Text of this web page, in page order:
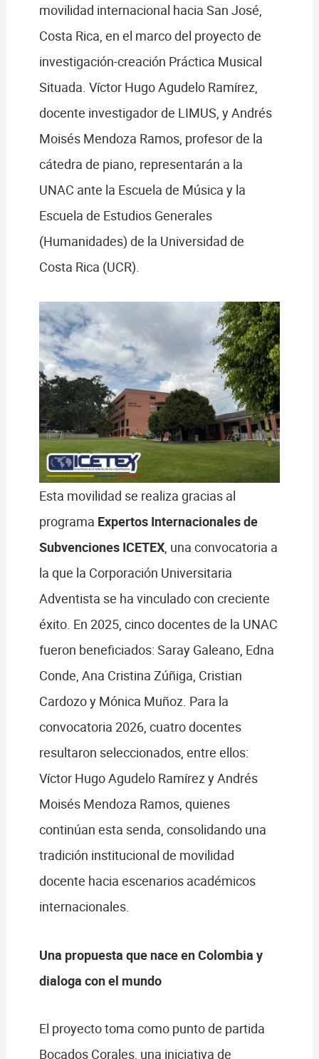
movilidad internacional hacia San José,
Costa Rica, en el marco del proyecto de
investigación-creación Práctica Musical
Situada. Víctor Hugo Agudelo Ramírez,
docente investigador de LIMUS, y Andrés
Moisés Mendoza Ramos, profesor de la
cátedra de piano, representarán a la
UNAC ante la Escuela de Música y la
Escuela de Estudios Generales
(Humanidades) de la Universidad de
Costa Rica (UCR).
Esta movilidad se realiza gracias al
programa Expertos Internacionales de
Subvenciones ICETEX, una convocatoria a
la que la Corporación Universitaria
Adventista se ha vinculado con creciente
éxito. En 2025, cinco docentes de la UNAC
fueron beneficiados: Saray Galeano, Edna
Conde, Ana Cristina Zúñiga, Cristian
Cardozo y Mónica Muñoz. Para la
convocatoria 2026, cuatro docentes
resultaron seleccionados, entre ellos:
Víctor Hugo Agudelo Ramírez y Andrés
Moisés Mendoza Ramos, quienes
continúan esta senda, consolidando una
tradición institucional de movilidad
docente hacia escenarios académicos
internacionales.
Una propuesta que nace en Colombia y
dialoga con el mundo
El proyecto toma como punto de partida
Bocados Corales, una iniciativa de